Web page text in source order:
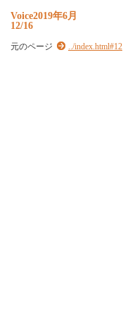
Voice2019年6月
12/16
元のページ ../index.html#12